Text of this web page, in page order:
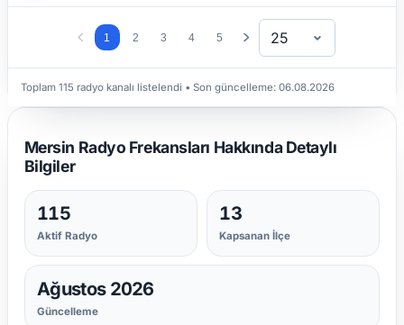
1 2 3 4 5 25
Toplam 115 radyo kanalı listelendi • Son güncelleme:06.08.2026
Mersin Radyo Frekansları Hakkında Detaylı
Bilgiler
115
Aktif Radyo
13
Kapsanan İlçe
Ağustos 2026
Güncelleme